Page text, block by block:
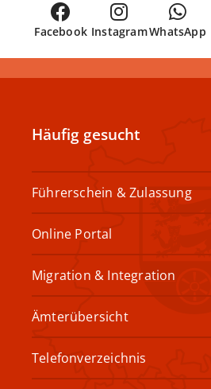
Facebook InstagramWhatsApp
Häufig gesucht
Führerschein & Zulassung
Online Portal
Migration & Integration
Ämterübersicht
Telefonverzeichnis